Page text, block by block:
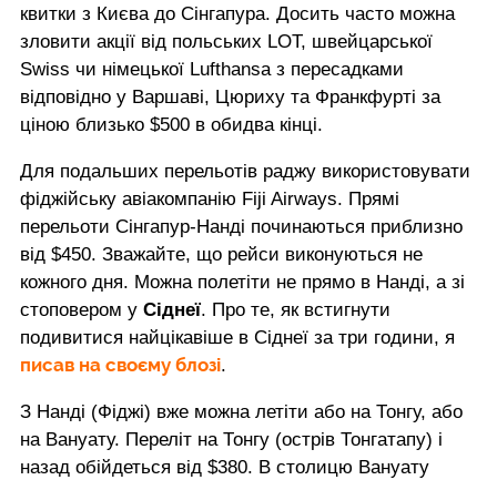
квитки з Києва до Сінгапура. Досить часто можна
зловити акції від польських LOT, швейцарської
Swiss чи німецької Lufthansa з пересадками
відповідно у Варшаві, Цюриху та Франкфурті за
ціною близько $500 в обидва кінці.
Для подальших перельотів раджу використовувати
фіджійську авіакомпанію Fiji Airways. Прямі
перельоти Сінгапур-Нанді починаються приблизно
від $450. Зважайте, що рейси виконуються не
кожного дня. Можна полетіти не прямо в Нанді, а зі
стоповером у Сіднеї. Про те, як встигнути
подивитися найцікавіше в Сіднеї за три години, я
писав на своєму блозі.
З Нанді (Фіджі) вже можна летіти або на Тонгу, або
на Вануату. Переліт на Тонгу (острів Тонгатапу) і
назад обійдеться від $380. В столицю Вануату